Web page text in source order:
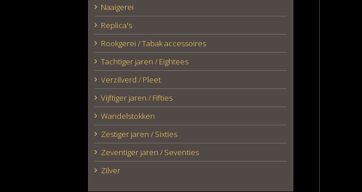
Naaigerei
Replica's
Rookgerei / Tabak accessoires
Tachtiger jaren / Eightees
Verzilverd / Pleet
Vijftiger jaren / Fifties
Wandelstokken
Zestiger jaren / Sixties
Zeventiger jaren / Seventies
Zilver